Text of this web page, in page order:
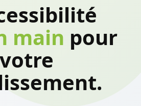
main pour
votre